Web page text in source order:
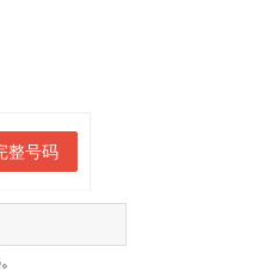
整号码